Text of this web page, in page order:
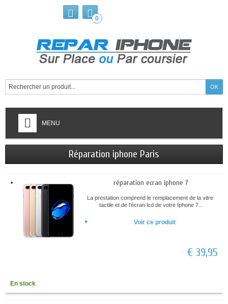
0
MENU
Réparation iphone Paris
réparation ecran iphone 7
La prestation comprend le remplacement de la vitre
tactile et de l'écran lcd de votre Iphone 7...
Voir ce produit
€ 39,95
En stock